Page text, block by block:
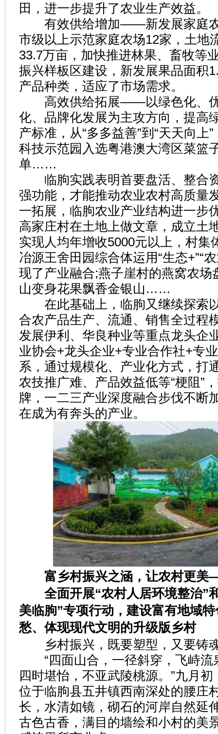
田，进一步提升了农业生产效益。
有效供给增加——新发展家庭农
市级以上示范家庭农场12家，土地
33.7万亩，加快推进林果、畜牧等
振兴样板区建设，新发展果品面积
产品种类，适应了市场需求。
高效供给拓展——以绿色化、优
化、品牌化发展为主攻方向，提高
产标准，从“多多益善”到“天天向上
科技示范园入选粤港澳大湾区菜篮
单……
临朐实践表明首要盘活、整合
强功能，才能推动农业农村高质量
一拓展，临朐农业产业结构进一步
高家庄村在土地上做文章，成立土
实现人均年增收5000元以上，村集
冶源王舍田园综合体运用“生态+”“
现了产业融合;燕子崖村的燕窝农场
山变身花果飘香金银山……
在此基础上，临朐又继续探索
合农产品生产、流通、销售全过程
发展伊利、华良种业等重点龙头企
业协会+龙头企业+专业合作社+专
系，通过规模化、产业化方式，打
农技推广难、产品效益低等“梗阻”
牌，一二三产业深度融合步伐不断
在成为有奔头的产业。
富乡村振兴之涵，让农村更
全面开展“农村人居环境整治”
美临朐”专项行动，建设富有地域
愁、体现现代文明的升级版乡村
乡村振兴，既要塑型，又要铸
“四面山合，一径斜穿，飞峙流
四时堪怡，不亚武陵桃源。”九月
位于临朐县五井镇西南深处的腰庄
长，水清如镜，砌石的河岸自然延
古色古香，满目的墙绘和小村的美